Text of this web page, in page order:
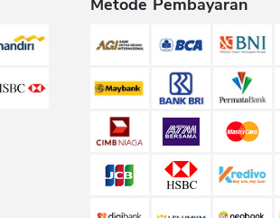
Metode Pembayaran